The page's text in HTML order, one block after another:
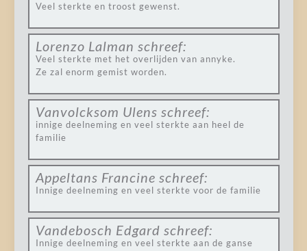
Veel sterkte en troost gewenst.
Lorenzo Lalman schreef:
Veel sterkte met het overlijden van annyke.
Ze zal enorm gemist worden.
Vanvolcksom Ulens schreef:
innige deelneming en veel sterkte aan heel de
familie
Appeltans Francine schreef:
Innige deelneming en veel sterkte voor de familie
Vandebosch Edgard schreef:
Innige deelneming en veel sterkte aan de ganse